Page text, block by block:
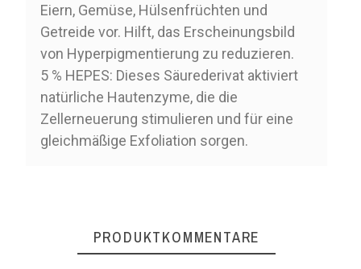
Eiern, Gemüse, Hülsenfrüchten und
Getreide vor. Hilft, das Erscheinungsbild
von Hyperpigmentierung zu reduzieren.
5 % HEPES: Dieses Säurederivat aktiviert
natürliche Hautenzyme, die die
Zellerneuerung stimulieren und für eine
gleichmäßige Exfoliation sorgen.
PRODUKTKOMMENTARE